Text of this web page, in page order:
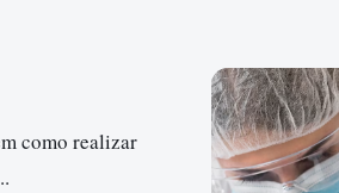
como realizar